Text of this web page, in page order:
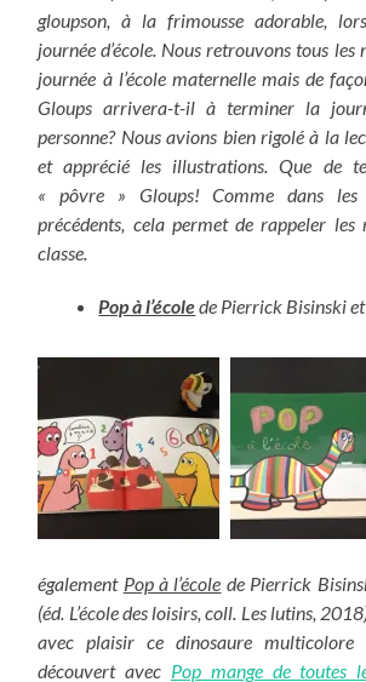
gloupson, à la frimousse adorable,
journée d’école. Nous retrouvons tous les
journée à l’école maternelle mais de
Gloups arrivera-t-il à terminer la
personne? Nous avions bien rigolé à la
et apprécié les illustrations. Que de
« pôvre » Gloups! Comme dans les
précédents, cela permet de rappeler les
classe.
Pop à l’écolede Pierrick Bisinski
également Pop à l’école de Pierrick
(éd. L’école des loisirs, coll. Les lutins,
avec plaisir ce dinosaure multicolore
découvert avec Pop mange de toutes